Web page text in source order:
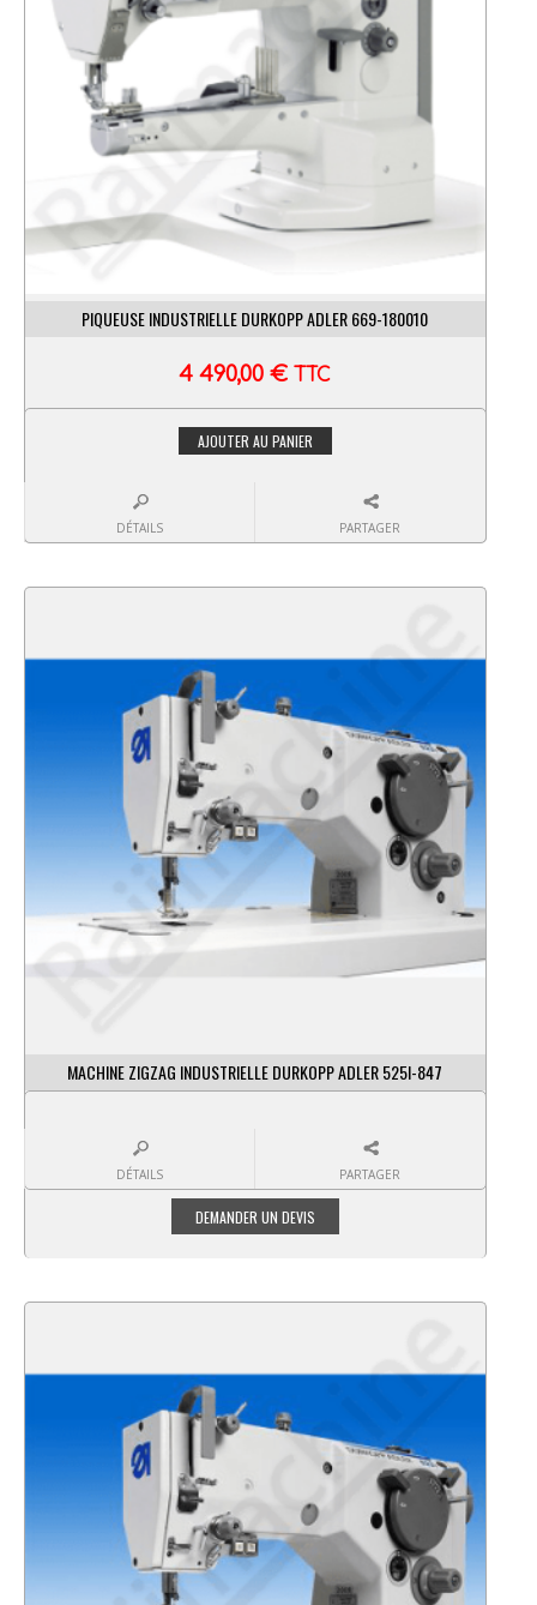
PIQUEUSE INDUSTRIELLE DURKOPP ADLER 669-180010
4 490,00€ TTC
AJOUTER AU PANIER
DÉTAILS PARTAGER
MACHINE ZIGZAG INDUSTRIELLE DURKOPP ADLER 525I-847
DÉTAILS PARTAGER